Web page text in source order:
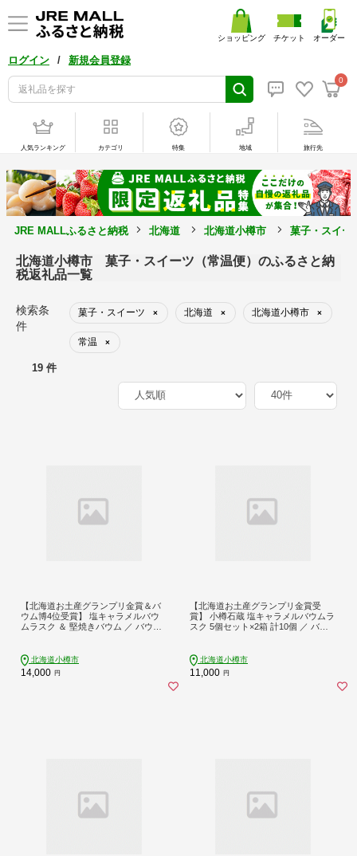
ログイン / 新規会員登録
0
ショッピング チケット オーダー
人気ランキング カテゴリ 特集 地域 旅行先
JRE MALLふるさと納税 北海道 北海道小樽市 菓子・スイー
北海道小樽市 菓子・スイーツ（常温便）のふるさと納
税返礼品一覧
検索条
件
菓子・スイーツ × 北海道 × 北海道小樽市 ×
常温 ×
19 件
【北海道お土産グランプリ金賞＆バ
ウム博4位受賞】 塩キャラメルバウ
ムラスク ＆ 堅焼きバウム ／ バウム
ザート 2種 セット 詰め合わせ 常温
【決済より7日程度で発送】
北海道小樽市
14,000 円
【北海道お土産グランプリ金賞受
賞】 小樽石蔵 塩キャラメルバウムラ
スク 5個セット×2箱 計10個 ／ バウ
子 デザート 詰め合わせ 常温 【決済
より7日程度で発送】
北海道小樽市
11,000 円